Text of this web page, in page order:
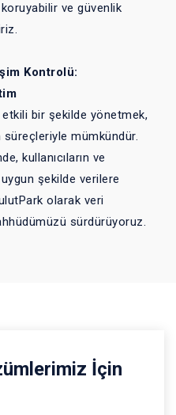
ve güvenlik
Kontrolü:
bir şekilde yönetmek,
mümkündür.
kullanıcıların ve
şekilde verilere
olarak veri
sürdürüyoruz.
İçin